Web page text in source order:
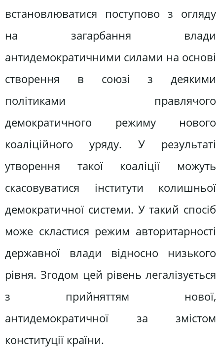
встановлюватися поступово з огляду
на загарбання влади
антидемократичними силами на основі
створення в союзі з деякими
політиками правлячого
демократичного режиму нового
коаліційного уряду. У результаті
утворення такої коаліції можуть
скасовуватися інститути колишньої
демократичної системи. У такий спосіб
може скластися режим авторитарності
державної влади відносно низького
рівня. Згодом цей рівень легалізується
з прийняттям нової,
антидемократичної за змістом
конституції країни.